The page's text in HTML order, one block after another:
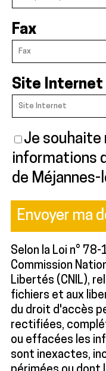
Fax
Site Internet
Je souhaite
informations
de Méjannes-
Selon la Loi n°
Commission
Libertés (CNIL),
fichiers et aux
du droit d'accès
rectifiées,
ou effacées les
sont inexactes,